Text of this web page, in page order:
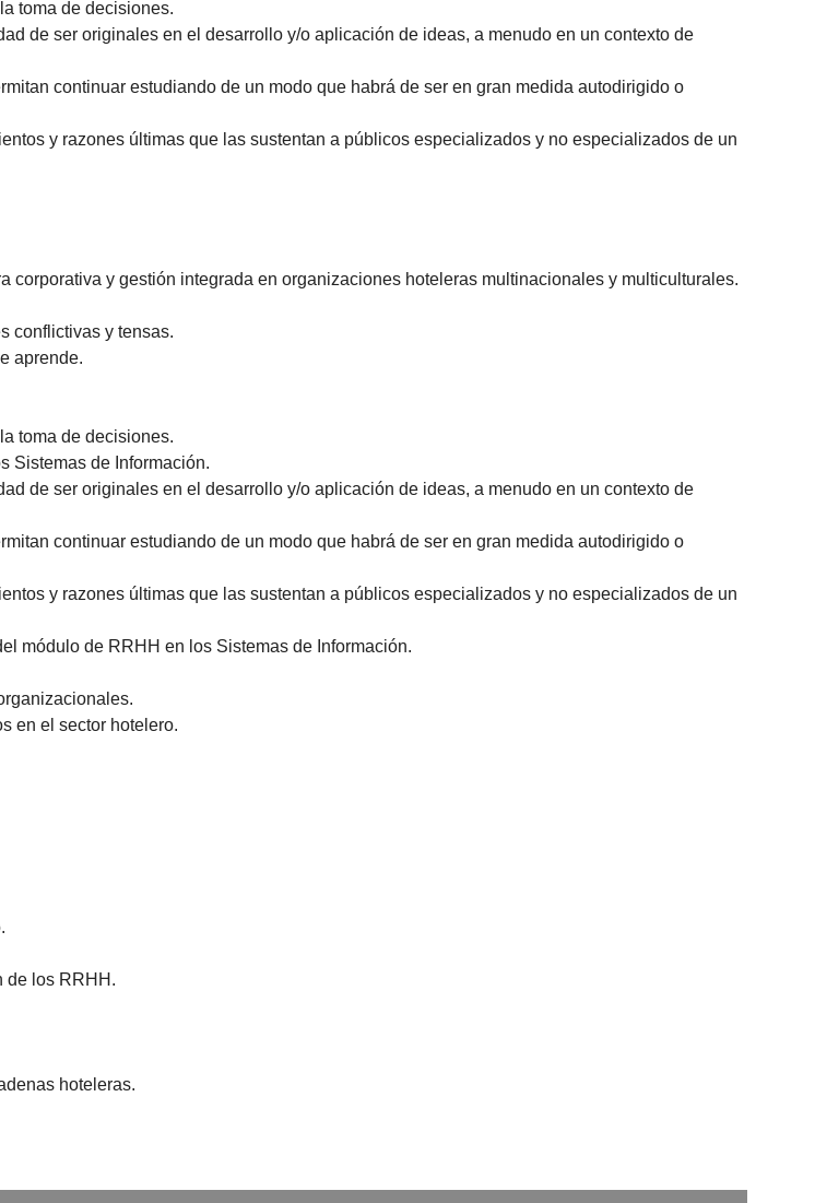
toma de decisiones.
de ser originales en el desarrollo y/o aplicación de ideas, a menudo en un contexto de
continuar estudiando de un modo que habrá de ser en gran medida autodirigido o
y razones últimas que las sustentan a públicos especializados y no especializados de un
y gestión integrada en organizaciones hoteleras multinacionales y multiculturales.
conflictivas y tensas.
aprende.
toma de decisiones.
Sistemas de Información.
de ser originales en el desarrollo y/o aplicación de ideas, a menudo en un contexto de
continuar estudiando de un modo que habrá de ser en gran medida autodirigido o
y razones últimas que las sustentan a públicos especializados y no especializados de un
módulo de RRHH en los Sistemas de Información.
en el sector hotelero.
de los RRHH.
hoteleras.